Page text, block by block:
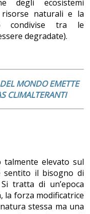
degli ecosistemi
naturali e la
condivise tra le
degradate).
MONDO EMETTE
CLIMALTERANTI
talmente elevato sul
sentito il bisogno di
tratta di un’epoca
la forza modificatrice
stessa ma una